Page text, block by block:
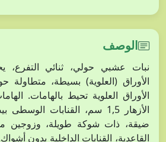
الوصف
نبات عشبي حولي، ثنائي التفرع،
الأوراق (العلوية) بسيطة، متطاولة
الأوراق العلوية تحيط بالهامات.
الأزهار 1,5 سم، القنابات
ضيقة، ذات شوكة طويلة، وزوجين
القاعدية، القنابات الداخلية بدون